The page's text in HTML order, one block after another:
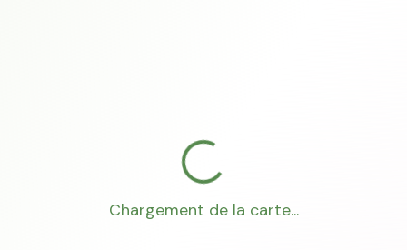
Chargement de la carte...